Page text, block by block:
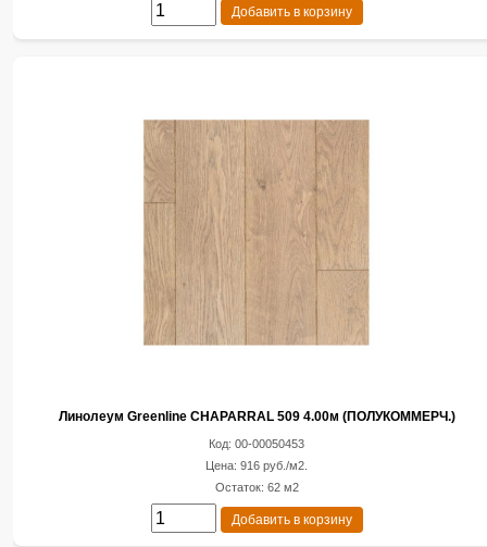
Добавить в корзину
Линолеум Greenline CHAPARRAL 509 4.00м (ПОЛУКОММЕРЧ.)
Код: 00-00050453
Цена: 916 руб./м2.
Остаток: 62 м2
Добавить в корзину